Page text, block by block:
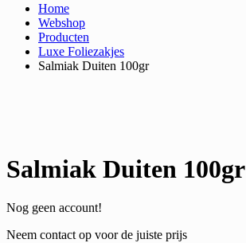
Home
Webshop
Producten
Luxe Foliezakjes
Salmiak Duiten 100gr
Salmiak Duiten 100gr
Nog geen account!
Neem contact op voor de juiste prijs